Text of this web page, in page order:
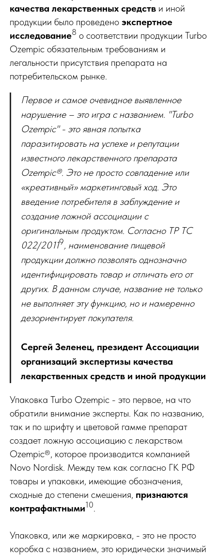
качества лекарственных средств и иной
продукции было проведено экспертное
исследование8 о соответствии продукции Turbo
Ozempic обязательным требованиям и
легальности присутствия препарата на
потребительском рынке.
Первое и самое очевидное выявленное
нарушение – это игра с названием. "Turbo
Ozempic" - это явная попытка
паразитировать на успехе и репутации
известного лекарственного препарата
Ozempic®. Это не просто совпадение или
«креативный» маркетинговый ход. Это
введение потребителя в заблуждение и
создание ложной ассоциации с
оригинальным продуктом. Согласно ТР ТС
022/20119, наименование пищевой
продукции должно позволять однозначно
идентифицировать товар и отличать его от
других. В данном случае, название не только
не выполняет эту функцию, но и намеренно
дезориентирует покупателя.
Сергей Зеленец, президент Ассоциации
организаций экспертизы качества
лекарственных средств и иной продукции
Упаковка Turbo Ozempic - это первое, на что
обратили внимание эксперты. Как по названию,
так и по шрифту и цветовой гамме препарат
создает ложную ассоциацию с лекарством
Ozempic®, которое производится компанией
Novo Nordisk. Между тем как согласно ГК РФ
товары и упаковки, имеющие обозначения,
сходные до степени смешения, признаются
контрафактными10.
Упаковка, или же маркировка, - это не просто
коробка с названием, это юридически значимый